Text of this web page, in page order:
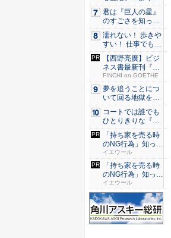
そ！ 「...
君は『巨人の星』
のすごさを知って
いるか？...
濡れない！ 歩きや
すい！ 仕事でも履
ける...
【西野亮廣】ビジ
ネス書最新刊『北
極星 僕...
FINCHI on GOETHE
夢を追うことにつ
いて回る地獄を描
く『二階...
コートでは誰でも
ひとりきりな『エ
ースをね...
「持ち家を売る時
のNG行為」知って
るだけ...
イエウール
「持ち家を売る時
のNG行為」知って
るだけ...
イエウール